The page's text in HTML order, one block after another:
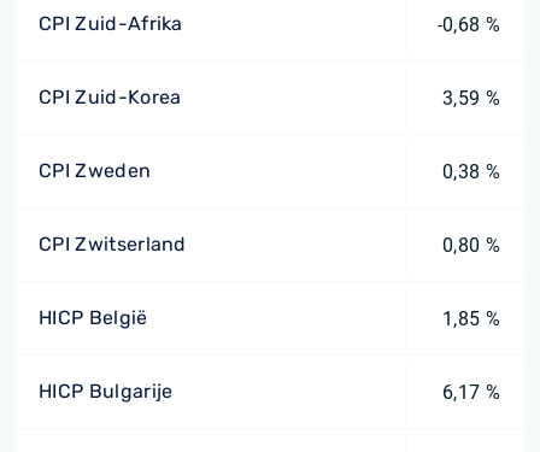
CPI Zuid-Afrika -0,68 %
CPI Zuid-Korea 3,59 %
CPI Zweden 0,38 %
CPI Zwitserland 0,80 %
HICP België 1,85 %
HICP Bulgarije 6,17 %